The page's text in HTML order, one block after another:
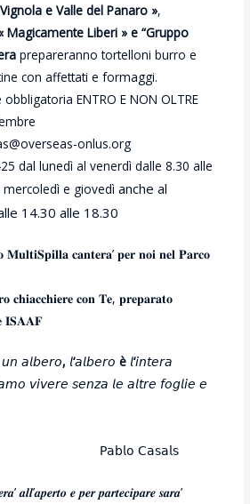
e Valle del Panaro »,
Magicamente Liberi » e “Gruppo
prepareranno tortelloni burro e
con affettati e formaggi.
ENTRO E NON OLTRE
onlus.org
dal lunedì al venerdì dalle 8.30 alle
mercoledì e giovedì anche al
14.30 alle 18.30
𝐜𝐚𝐧𝐭𝐞𝐫𝐚’ 𝐩𝐞𝐫 𝐧𝐨𝐢 𝐧𝐞𝐥 𝐏𝐚𝐫𝐜𝐨
𝐜𝐡𝐢𝐚𝐜𝐜𝐡𝐢𝐞𝐫𝐞 𝐜𝐨𝐧 𝐓𝐞, 𝐩𝐫𝐞𝐩𝐚𝐫𝐚𝐭𝐨
𝐈𝐒𝐀𝐀𝐅
𝘶𝘯 𝘢𝘭𝘣𝘦𝘳𝘰, 𝘭‘𝘢𝘭𝘣𝘦𝘳𝘰 è 𝘭‘𝘪𝘯𝘵𝘦𝘳𝘢
𝘷𝘪𝘷𝘦𝘳𝘦 𝘴𝘦𝘯𝘻𝘢 𝘭𝘦 𝘢𝘭𝘵𝘳𝘦 𝘧𝘰𝘨𝘭𝘪𝘦 𝘦
𝖯𝖺𝖻𝗅𝗈 𝖢𝖺𝗌𝖺𝗅𝗌
𝒂𝒍𝒍’𝒂𝒑𝒆𝒓𝒕𝒐 𝒆 𝒑𝒆𝒓 𝒑𝒂𝒓𝒕𝒆𝒄𝒊𝒑𝒂𝒓𝒆 𝒔𝒂𝒓𝒂’